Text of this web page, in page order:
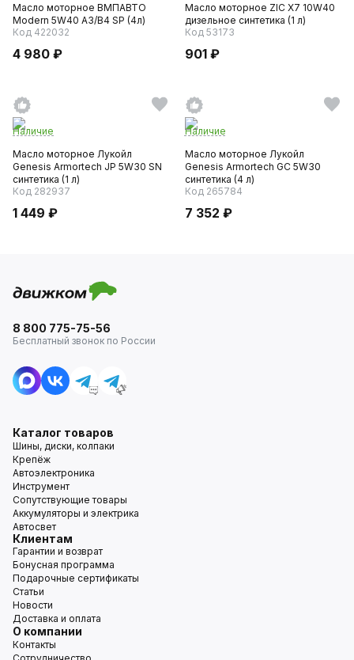
Масло моторное ВМПАВТО
Modern 5W40 A3/B4 SP (4л)
Код 422032
4 980 ₽
Масло моторное ZIC X7 10W40
дизельное синтетика (1 л)
Код 53173
901 ₽
Наличие
Масло моторное Лукойл
Genesis Armortech JP 5W30 SN
синтетика (1 л)
Код 282937
1 449 ₽
Наличие
Масло моторное Лукойл
Genesis Armortech GC 5W30
синтетика (4 л)
Код 265784
7 352 ₽
8 800 775-75-56
Бесплатный звонок по России
Каталог товаров
Шины, диски, колпаки
Крепёж
Автоэлектроника
Инструмент
Сопутствующие товары
Аккумуляторы и электрика
Автосвет
Клиентам
Гарантии и возврат
Бонусная программа
Подарочные сертификаты
Статьи
Новости
Доставка и оплата
О компании
Контакты